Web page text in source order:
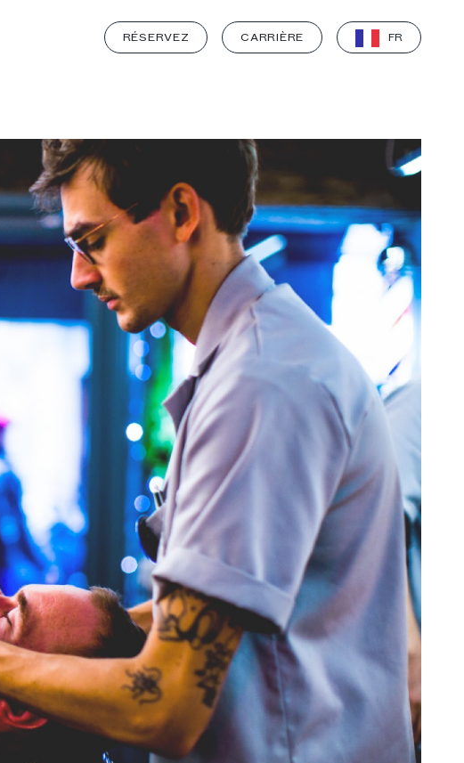
RÉSERVEZ CARRIÈRE FR